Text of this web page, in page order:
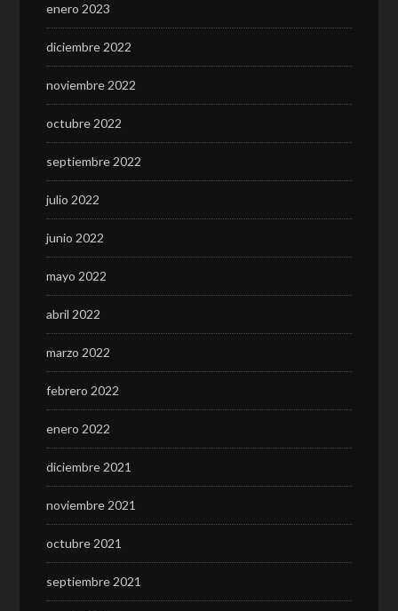
enero 2023
diciembre 2022
noviembre 2022
octubre 2022
septiembre 2022
julio 2022
junio 2022
mayo 2022
abril 2022
marzo 2022
febrero 2022
enero 2022
diciembre 2021
noviembre 2021
octubre 2021
septiembre 2021